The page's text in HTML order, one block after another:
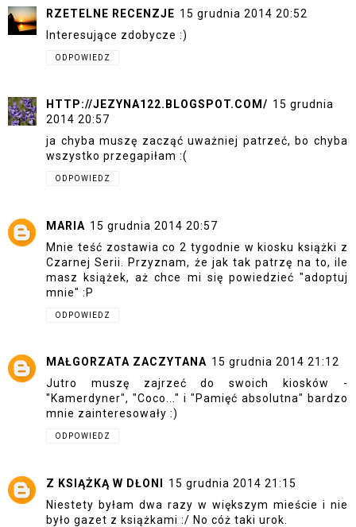
RZETELNE RECENZJE 15 grudnia 2014 20:52
Interesujące zdobycze :)
ODPOWIEDZ
HTTP://JEZYNA122.BLOGSPOT.COM/ 15 grudnia
2014 20:57
ja chyba muszę zacząć uważniej patrzeć, bo chyba
wszystko przegapiłam :(
ODPOWIEDZ
MARIA 15 grudnia 2014 20:57
Mnie teść zostawia co 2 tygodnie w kiosku książki z
Czarnej Serii. Przyznam, że jak tak patrzę na to, ile
masz książek, aż chce mi się powiedzieć "adoptuj
mnie" :P
ODPOWIEDZ
MAŁGORZATA ZACZYTANA 15 grudnia 2014 21:12
Jutro muszę zajrzeć do swoich kiosków -
"Kamerdyner", "Coco..." i "Pamięć absolutna" bardzo
mnie zainteresowały :)
ODPOWIEDZ
Z KSIĄŻKĄ W DŁONI
15 grudnia 2014 21:15
Niestety byłam dwa razy w większym mieście i nie
było gazet z książkami :/ No cóż taki urok.